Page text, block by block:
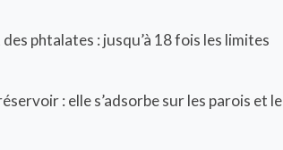
phtalates : jusqu’à 18 fois les limites
: elle s’adsorbe sur les parois et le